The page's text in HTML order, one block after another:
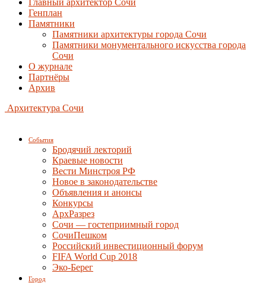
Главный архитектор Сочи
Генплан
Памятники
Памятники архитектуры города Сочи
Памятники монументального искусства города
Сочи
О журнале
Партнёры
Архив
Архитектура Сочи
События
Бродячий лекторий
Краевые новости
Вести Минстроя РФ
Новое в законодательстве
Объявления и анонсы
Конкурсы
АрхРазрез
Сочи — гостеприимный город
СочиПешком
Российский инвестиционный форум
FIFA World Cup 2018
Эко-Берег
Город